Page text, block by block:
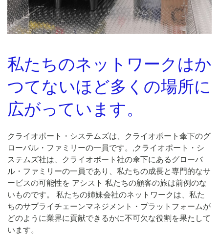
私たちのネットワークはか
つてないほど多くの場所に
広がっています。
クライオポート・システムズは、クライオポート傘下のグ
ローバル・ファミリーの一員です。 ,クライオポート・シ
ステムズ社は、クライオポート社の傘下にあるグローバ
ル・ファミリーの一員であり、私たちの成長と専門的なサ
ービスの可能性を アシスト 私たちの顧客の旅は前例のな
いものです。 私たちの姉妹会社のネットワークは、私た
ちのサプライチェーンマネジメント・プラットフォームが
どのように業界に貢献できるかに不可欠な役割を果たして
います。